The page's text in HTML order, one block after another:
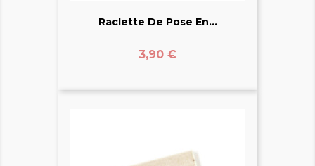
Raclette De Pose En...
Prix
3,90 €